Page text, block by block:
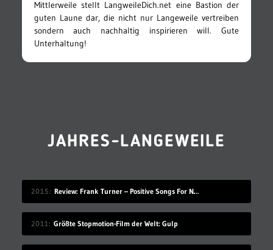
Mittlerweile stellt LangweileDich.net eine Bastion der
guten Laune dar, die nicht nur Langeweile vertreiben
sondern auch nachhaltig inspirieren will. Gute
Unterhaltung!
JAHRES-LANGEWEILE
2015 Review: Frank Turner – Positive Songs For Negative People
2011 Größte Stopmotion-Film der Welt: Gulp